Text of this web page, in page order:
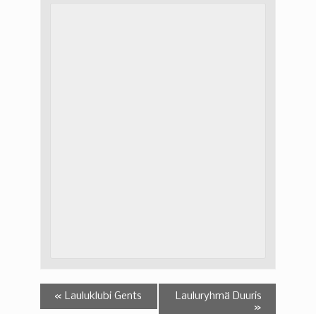
« Lauluklubi Gents
Lauluryhmä Duuris
»